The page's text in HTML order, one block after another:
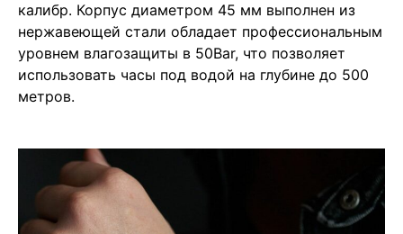
калибр. Корпус диаметром 45 мм выполнен из
нержавеющей стали обладает профессиональным
уровнем влагозащиты в 50Bar, что позволяет
использовать часы под водой на глубине до 500
метров.